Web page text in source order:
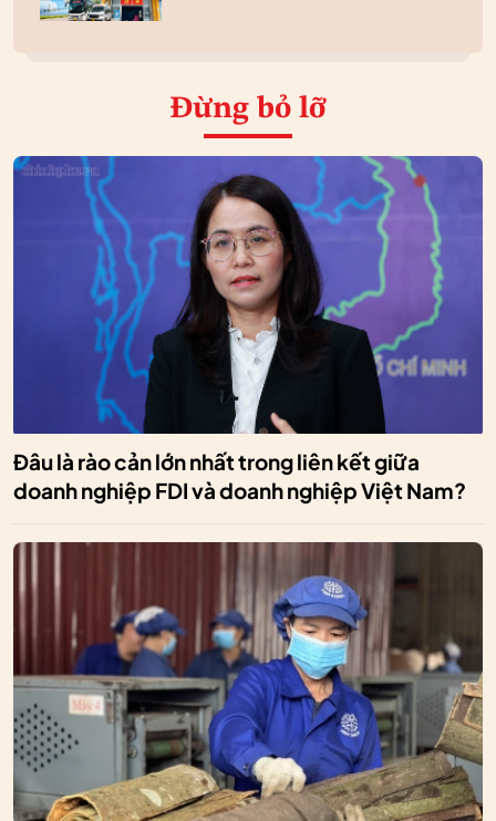
Đừng bỏ lỡ
Đâu là rào cản lớn nhất trong liên kết giữa
doanh nghiệp FDI và doanh nghiệp Việt Nam?